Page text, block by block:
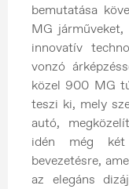
bemutatása
MG
innovatív
vonzó
közel 900 MG
teszi ki, mely
autó,
idén még
bevezetésre,
az elegáns